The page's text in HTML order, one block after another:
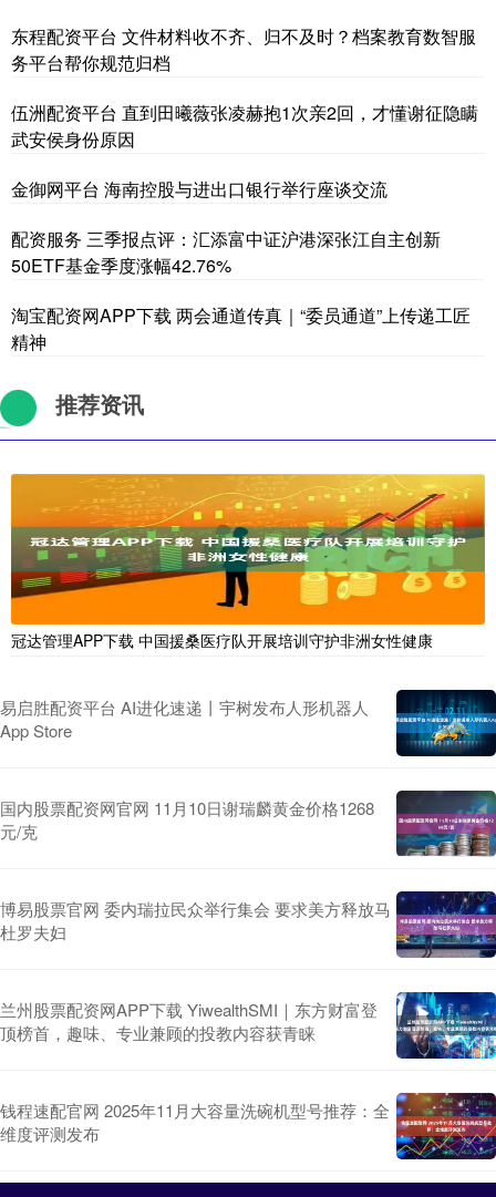
东程配资平台 文件材料收不齐、归不及时？档案教育数智服
务平台帮你规范归档
伍洲配资平台 直到田曦薇张凌赫抱1次亲2回，才懂谢征隐瞒
武安侯身份原因
金御网平台 海南控股与进出口银行举行座谈交流
配资服务 三季报点评：汇添富中证沪港深张江自主创新
50ETF基金季度涨幅42.76%
淘宝配资网APP下载 两会通道传真｜“委员通道”上传递工匠
精神
推荐资讯
冠达管理APP下载 中国援桑医疗队开展培训守护非洲女性健康
易启胜配资平台 AI进化速递丨宇树发布人形机器人
App Store
国内股票配资网官网 11月10日谢瑞麟黄金价格1268
元/克
博易股票官网 委内瑞拉民众举行集会 要求美方释放马
杜罗夫妇
兰州股票配资网APP下载 YiwealthSMI｜东方财富登
顶榜首，趣味、专业兼顾的投教内容获青睐
钱程速配官网 2025年11月大容量洗碗机型号推荐：全
维度评测发布